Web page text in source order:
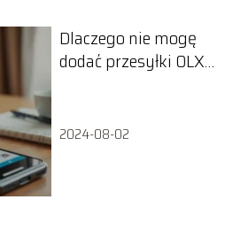
Dlaczego nie mogę
dodać przesyłki OLX?
2024-08-02